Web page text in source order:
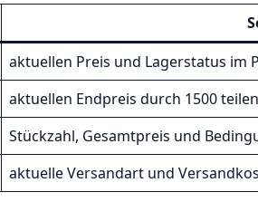
aktuellen Preis und Lagerstatus im
aktuellen Endpreis durch 1500
Stückzahl, Gesamtpreis und
aktuelle Versandart und